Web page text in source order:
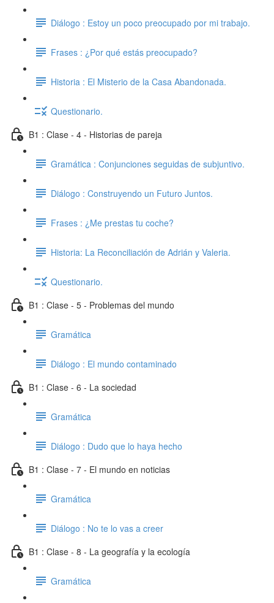
Diálogo : Estoy un poco preocupado por mi trabajo.
Frases : ¿Por qué estás preocupado?
Historia : El Misterio de la Casa Abandonada.
Questionario.
B1 : Clase - 4 - Historias de pareja
Gramática : Conjunciones seguidas de subjuntivo.
Diálogo : Construyendo un Futuro Juntos.
Frases : ¿Me prestas tu coche?
Historia: La Reconciliación de Adrián y Valeria.
Questionario.
B1 : Clase - 5 - Problemas del mundo
Gramática
Diálogo : El mundo contaminado
B1 : Clase - 6 - La sociedad
Gramática
Diálogo : Dudo que lo haya hecho
B1 : Clase - 7 - El mundo en noticias
Gramática
Diálogo : No te lo vas a creer
B1 : Clase - 8 - La geografía y la ecología
Gramática